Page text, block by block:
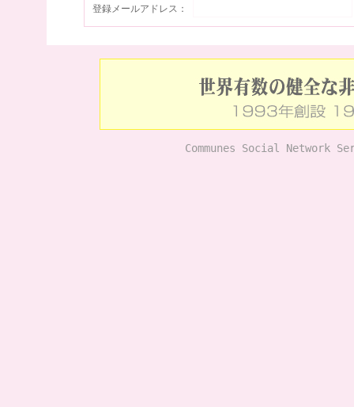
登録メールアドレス：
Communes Social Network